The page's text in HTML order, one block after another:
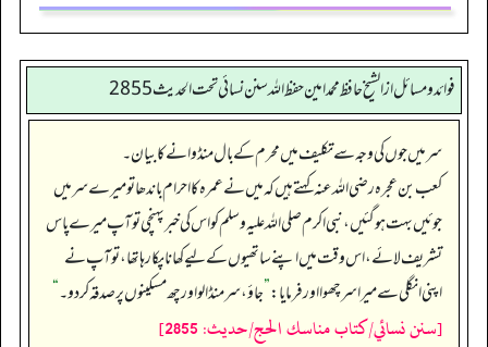
فوائد ومسائل از الشيخ حافظ محمد امين حفظ الله سنن نسائي تحت الحديث2855
سر میں جوں کی وجہ سے تکلیف میں محرم کے بال منڈوانے کا بیان۔
کعب بن عجرہ رضی الله عنہ کہتے ہیں کہ میں نے عمرہ کا احرام باندھا تو میرے سر میں
جوئیں بہت ہو گئیں، نبی اکرم صلی اللہ علیہ وسلم کو اس کی خبر پہنچی تو آپ میرے پاس
تشریف لائے، اس وقت میں اپنے ساتھیوں کے لیے کھانا پکا رہا تھا، تو آپ نے
اپنی انگلی سے میرا سر چھوا اور فرمایا:”جاؤ، سر منڈا لو اور چھ مسکینوں پر صدقہ کر دو۔‏‏‏‏“
[سنن نسائي/كتاب مناسك الحج/حدیث: 2855]